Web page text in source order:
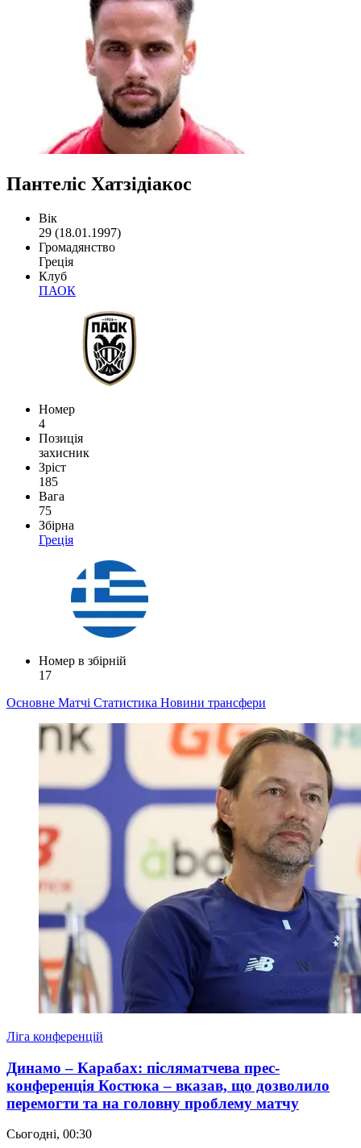
Пантеліс Хатзідіакос
Вік
29 (18.01.1997)
Громадянство
Греція
Клуб
ПАОК
Номер
4
Позиція
захисник
Зріст
185
Вага
75
Збірна
Греція
Номер в збірній
17
Основне Матчі Статистика Новини трансфери
Ліга конференцій
Динамо – Карабах: післяматчева прес-
конференція Костюка – вказав, що дозволило
перемогти та на головну проблему матчу
Сьогодні, 00:30